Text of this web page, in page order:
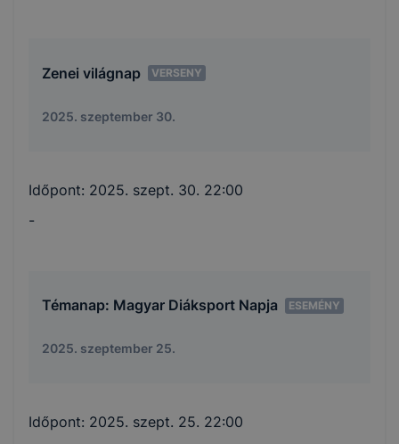
Zenei világnap VERSENY
2025. szeptember 30.
Időpont: 2025. szept. 30. 22:00
-
Témanap: Magyar Diáksport Napja ESEMÉNY
2025. szeptember 25.
Időpont: 2025. szept. 25. 22:00